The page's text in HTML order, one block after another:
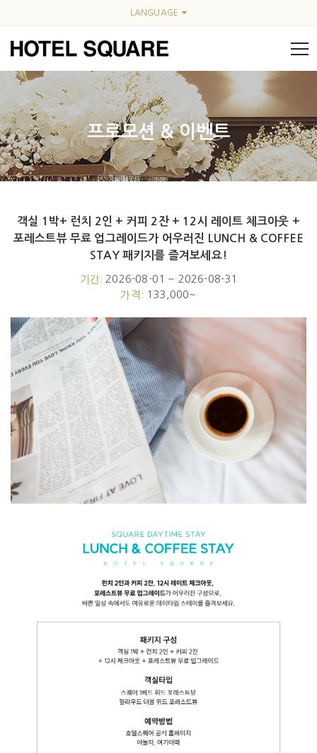
LANGUAGE
프로모션 & 이벤트
Event fullwidth
객실 1박+ 런치 2인 + 커피 2잔 + 12시 레이트 체크아웃 +
포레스트뷰 무료 업그레이드가 어우러진 LUNCH & COFFEE
STAY 패키지를 즐겨보세요!
기간: 2026-08-01 ~ 2026-08-31
가격: 133,000~